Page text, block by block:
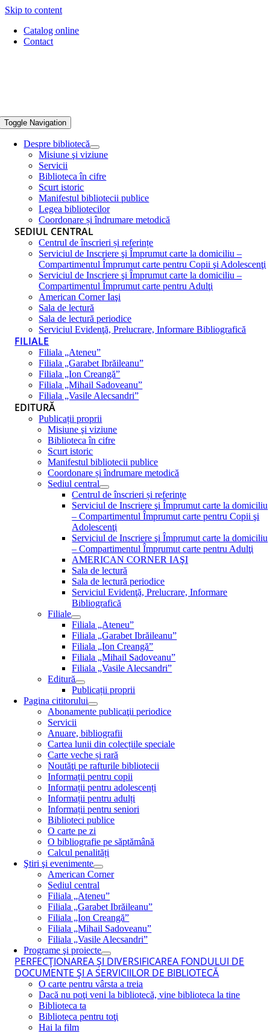
Skip to content
Catalog online
Contact
Toggle Navigation
Despre bibliotecă
Misiune şi viziune
Servicii
Biblioteca în cifre
Scurt istoric
Manifestul bibliotecii publice
Legea bibliotecilor
Coordonare și îndrumare metodică
SEDIUL CENTRAL
Centrul de înscrieri și referințe
Serviciul de Inscriere şi Împrumut carte la domiciliu –
Compartimentul Împrumut carte pentru Copii şi Adolescenţi
Serviciul de Inscriere şi Împrumut carte la domiciliu –
Compartimentul Împrumut carte pentru Adulţi
American Corner Iaşi
Sala de lectură
Sala de lectură periodice
Serviciul Evidenţă, Prelucrare, Informare Bibliografică
FILIALE
Filiala „Ateneu”
Filiala „Garabet Ibrăileanu”
Filiala „Ion Creangă”
Filiala „Mihail Sadoveanu”
Filiala „Vasile Alecsandri”
EDITURĂ
Publicații proprii
Misiune şi viziune
Biblioteca în cifre
Scurt istoric
Manifestul bibliotecii publice
Coordonare și îndrumare metodică
Sediul central
Centrul de înscrieri și referințe
Serviciul de Inscriere şi Împrumut carte la domiciliu
– Compartimentul Împrumut carte pentru Copii şi
Adolescenţi
Serviciul de Inscriere şi Împrumut carte la domiciliu
– Compartimentul Împrumut carte pentru Adulţi
AMERICAN CORNER IAŞI
Sala de lectură
Sala de lectură periodice
Serviciul Evidenţă, Prelucrare, Informare
Bibliografică
Filiale
Filiala „Ateneu”
Filiala „Garabet Ibrăileanu”
Filiala „Ion Creangă”
Filiala „Mihail Sadoveanu”
Filiala „Vasile Alecsandri”
Editură
Publicații proprii
Pagina cititorului
Abonamente publicaţii periodice
Servicii
Anuare, bibliografii
Cartea lunii din colecțiile speciale
Carte veche și rară
Noutăţi pe rafturile bibliotecii
Informații pentru copii
Informații pentru adolescenți
Informații pentru adulți
Informații pentru seniori
Biblioteci publice
O carte pe zi
O bibliografie pe săptămână
Calcul penalități
Ştiri şi evenimente
American Corner
Sediul central
Filiala „Ateneu”
Filiala „Garabet Ibrăileanu”
Filiala „Ion Creangă”
Filiala „Mihail Sadoveanu”
Filiala „Vasile Alecsandri”
Programe şi proiecte
PERFECŢIONAREA ŞI DIVERSIFICAREA FONDULUI DE
DOCUMENTE ŞI A SERVICIILOR DE BIBLIOTECĂ
O carte pentru vârsta a treia
Dacă nu poţi veni la bibliotecă, vine biblioteca la tine
Biblioteca ta
Biblioteca pentru toţi
Hai la film